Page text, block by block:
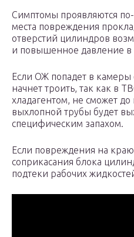
Симптомы проявляются
места повреждения
отверстий цилиндров
и повышенное давление в
Если ОЖ попадет в камеры
начнет троить, так как в
хладагентом, не сможет до
выхлопной трубы будет
специфическим запахом.
Если повреждения на краю
соприкасания блока
подтеки рабочих